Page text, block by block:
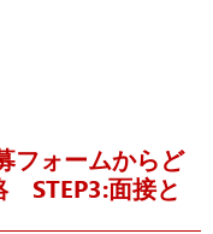
フォームからど
STEP3:面接と